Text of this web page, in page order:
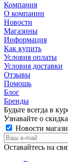
Компания
О компании
Новости
Магазины
Информация
Как купить
Условия оплаты
Условия доставки
Отзывы
Помощь
Блог
Бренды
Будьте всегда в
Узнавайте о
Новости
Оставайтесь на